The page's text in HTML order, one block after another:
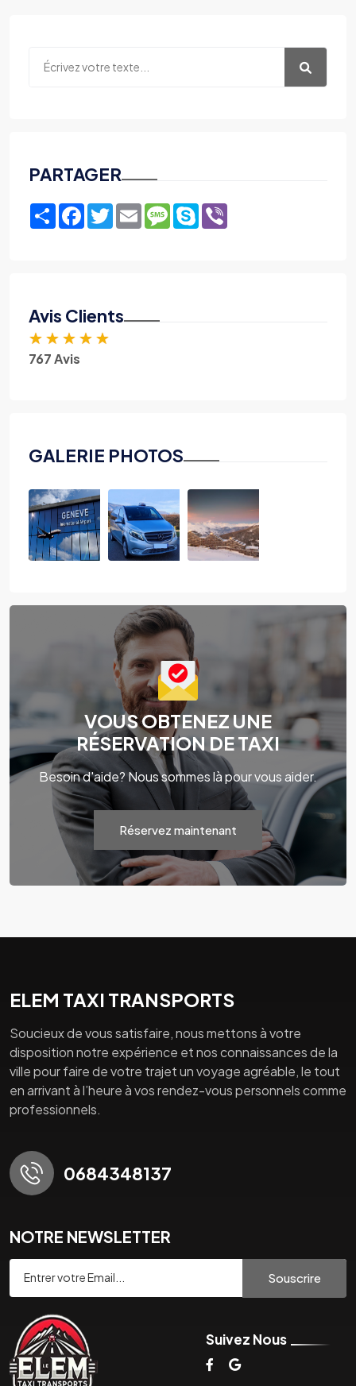
PARTAGER
ShareFacebook
TwitterEmailMessage
Skype
Avis Clients
★ ★ ★ ★ ★
767 Avis
GALERIE PHOTOS
VOUS OBTENEZ UNE
RÉSERVATION DE TAXI
Besoin d'aide? Nous sommes là pour vous aider.
Réservez maintenant
ELEM TAXI TRANSPORTS
Soucieux de vous satisfaire, nous mettons à votre
disposition notre expérience et nos connaissances de la
ville pour faire de votre trajet un voyage agréable, le tout
en arrivant à l’heure à vos rendez-vous personnels comme
professionnels.
0684348137
NOTRE NEWSLETTER
Souscrire
Suivez Nous